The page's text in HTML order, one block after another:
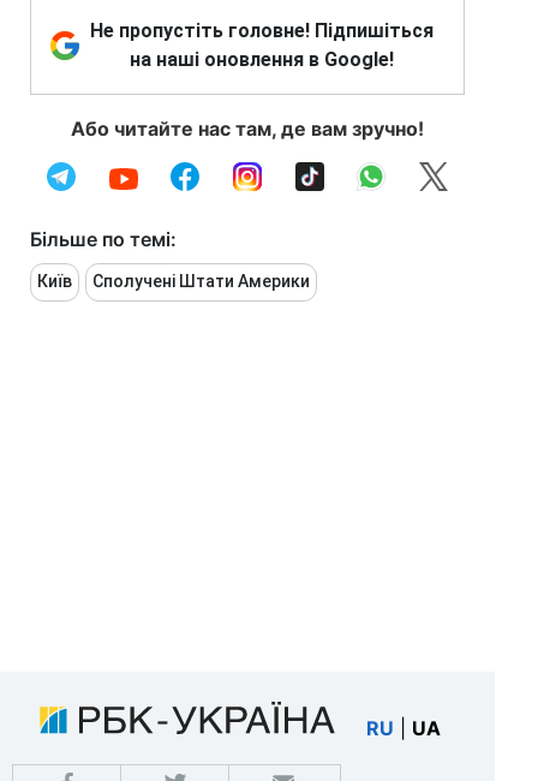
Не пропустіть головне! Підпишіться
на наші оновлення в Google!
Або читайте нас там, де вам зручно!
Більше по темі:
Київ Сполучені Штати Америки
RU UA